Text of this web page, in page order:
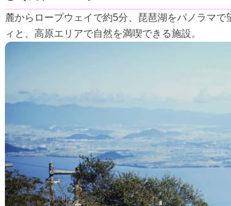
麓からロープウェイで約5分、琵琶湖をパノラマ
ィと、高原エリアで自然を満喫できる施設。